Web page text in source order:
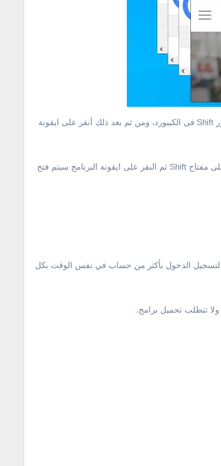
الطريقة سهلة للغاية وتعمل مع جميع نسخ الويندوز كما ذكرنا بالأعلى. كل ما يجب عليك فعله هو فقط النقر مطولاً على زر Shift فى الكيبورد، ومن ثم بعد ذلك أنقر على ايقونة
على الفور سيتم فتح تبويبة جديدة من البرنامج على سطح المكتب، وفى كل مرة تقوم بتكرار هذه العملية والنقر مطولاً على مفتاح Shift ثم النقر على ايقونة البرنامج سيتم فتح
على شاشة الكمبيوتر لتسجيل الدخول بأكثر من حساب في نفس الوقت بكل
تتطلب تحميل برامج.